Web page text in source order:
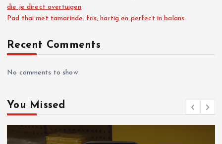
die je direct overtuigen
Pad thai met tamarinde: fris, hartig en perfect in balans
Recent Comments
No comments to show.
You Missed